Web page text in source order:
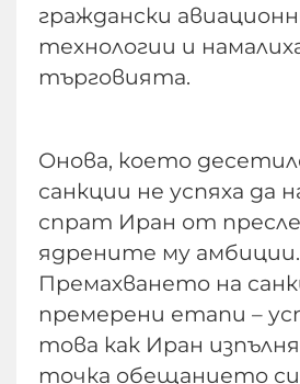
граждански
технологии и
търговията.
Онова, което
санкции не успяха да
спрат Иран от
ядрените му амбиции.
Премахването на
премерени етапи –
това как Иран
точка обещанието